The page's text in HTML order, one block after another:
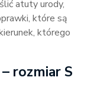
atuty urody,
które są
którego
rozmiar S